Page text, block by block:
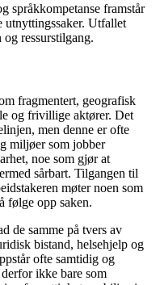
språkkompetanse framstår
Utfallet
ressurstilgang.
fragmentert, geografisk
og frivillige aktører. Det
men denne er ofte
miljøer som jobber
noe som gjør at
sårbart. Tilgangen til
møter noen som
følge opp saken.
de samme på tvers av
bistand, helsehjelp og
ofte samtidig og
ikke bare som